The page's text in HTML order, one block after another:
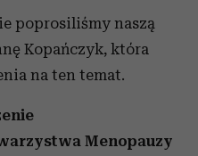
poprosiliśmy naszą
Kopańczyk, która
na ten temat.
Menopauzy